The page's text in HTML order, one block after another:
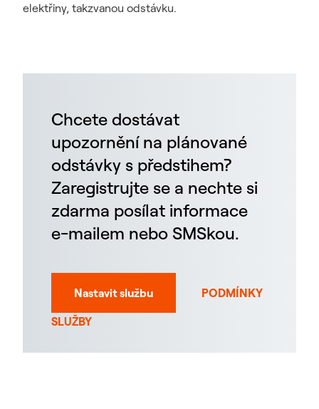
elektřiny, takzvanou odstávku.
Chcete dostávat
upozornění na plánované
odstávky s předstihem?
Zaregistrujte se a nechte si
zdarma posílat informace
e-mailem nebo SMSkou.
Nastavit službu
PODMÍNKY
SLUŽBY